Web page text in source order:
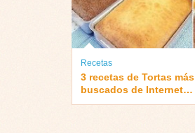
Recetas
3 recetas de Tortas más
buscados de Internet…